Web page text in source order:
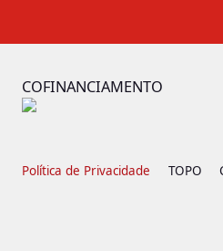
COFINANCIAMENTO
Política de Privacidade TOPO